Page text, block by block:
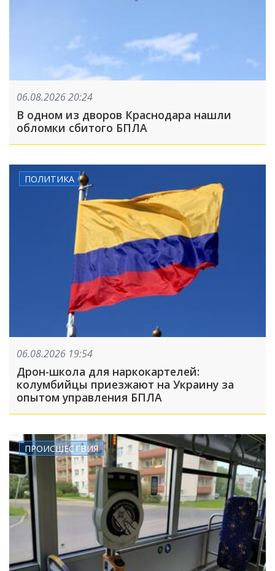
06.08.2026 20:24
В одном из дворов Краснодара нашли
обломки сбитого БПЛА
ПОЛИТИКА
06.08.2026 19:54
Дрон-школа для наркокартелей:
колумбийцы приезжают на Украину за
опытом управления БПЛА
ПРОИСШЕСТВИЯ